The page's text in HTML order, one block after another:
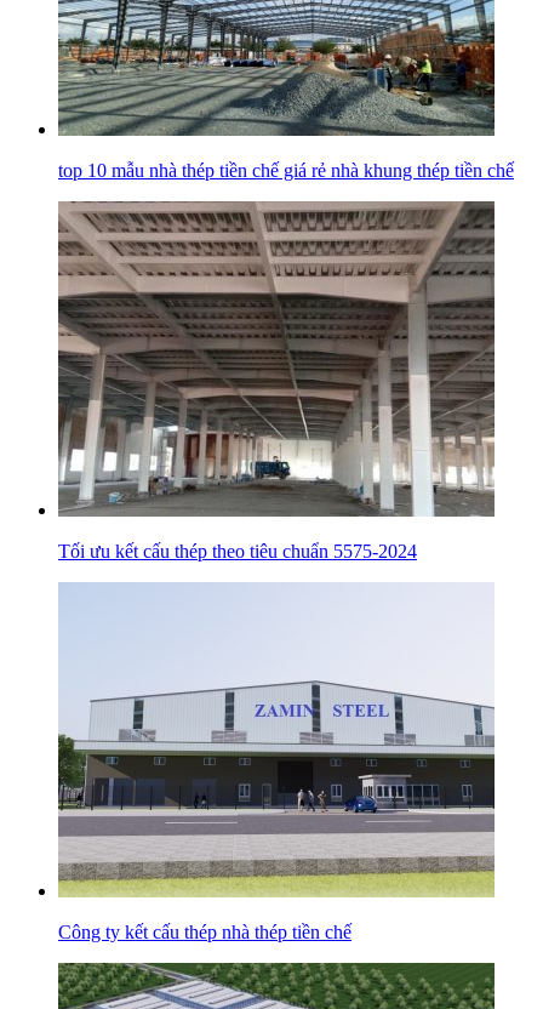
top 10 mẫu nhà thép tiền chế giá rẻ nhà khung thép tiền chế
Tối ưu kết cấu thép theo tiêu chuẩn 5575-2024
Công ty kết cấu thép nhà thép tiền chế